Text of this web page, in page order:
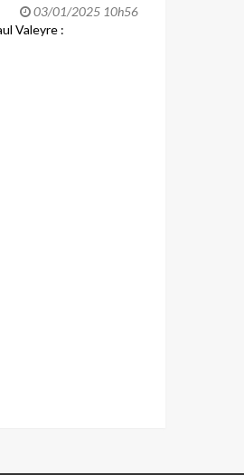
03/01/2025 10h56
Valeyre :